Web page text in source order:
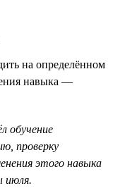
на определённом
навыка —
обучение
проверку
этого навыка
июля.